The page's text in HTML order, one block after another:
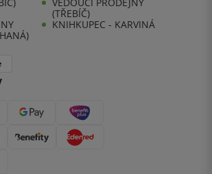
VEDOUCÍ PRODEJNY
(TŘEBÍČ)
KNIHKUPEC - KARVINÁ